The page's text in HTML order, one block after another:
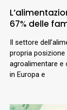
67% delle
Il settore
propria
agroalimentare e
in Europa e